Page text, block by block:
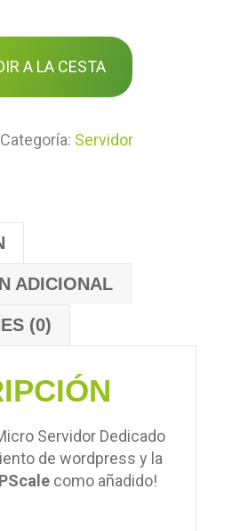
A LA CESTA
Categoría: Servidor
ADICIONAL
(0)
Servidor Dedicado
de wordpress y la
como añadido!